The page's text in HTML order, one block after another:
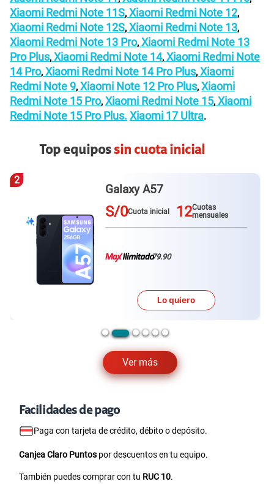
Xiaomi Redmi Note 11S, Xiaomi Redmi Note 12,
Xiaomi Redmi Note 12S, Xiaomi Redmi Note 13,
Xiaomi Redmi Note 13 Pro, Xiaomi Redmi Note 13
Pro Plus, Xiaomi Redmi Note 14, Xiaomi Redmi Note
14 Pro, Xiaomi Redmi Note 14 Pro Plus, Xiaomi
Redmi Note 9, Xiaomi Note 12 Pro Plus, Xiaomi
Redmi Note 15 Pro, Xiaomi Redmi Note 15, Xiaomi
Redmi Note 15 Pro Plus. Xiaomi 17 Ultra.
Top equipossin cuota inicial
Ver más
3
Redmi Note 15 pro plus
S/0Cuota inicial 12Cuotas
mensuales
79.90
Lo quiero
Facilidades de pago
Paga con tarjeta de crédito, débito o depósito.
Canjea Claro Puntos por descuentos en tu equipo.
También puedes comprar con tu RUC 10.